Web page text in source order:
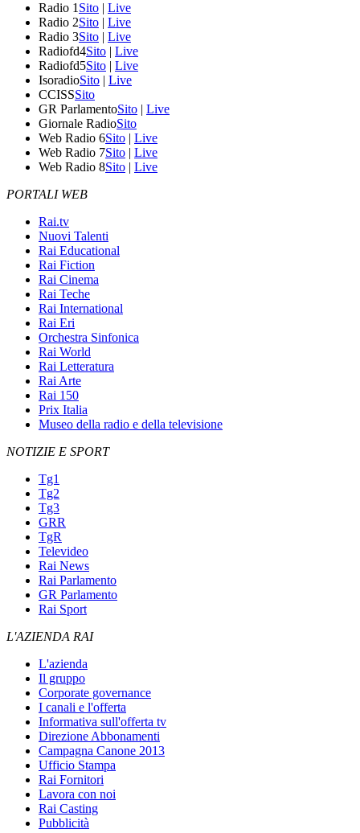
Radio 1 Sito | Live
Radio 2Sito | Live
Radio 3Sito | Live
Radiofd4Sito | Live
Radiofd5Sito | Live
IsoradioSito | Live
CCISSSito
GR ParlamentoSito | Live
Giornale RadioSito
Web Radio 6Sito | Live
Web Radio 7Sito | Live
Web Radio 8Sito | Live
PORTALI WEB
Rai.tv
Nuovi Talenti
Rai Educational
Rai Fiction
Rai Cinema
Rai Teche
Rai International
Rai Eri
Orchestra Sinfonica
Rai World
Rai Letteratura
Rai Arte
Rai 150
Prix Italia
Museo della radio e della televisione
NOTIZIE E SPORT
Tg1
Tg2
Tg3
GRR
TgR
Televideo
Rai News
Rai Parlamento
GR Parlamento
Rai Sport
L'AZIENDA RAI
L'azienda
Il gruppo
Corporate governance
I canali e l'offerta
Informativa sull'offerta tv
Direzione Abbonamenti
Campagna Canone 2013
Ufficio Stampa
Rai Fornitori
Lavora con noi
Rai Casting
Pubblicità